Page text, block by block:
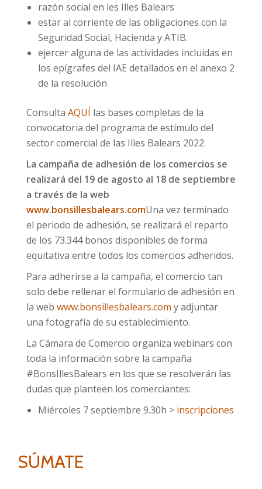
razón social en les Illes Balears
estar al corriente de las obligaciones con la
Seguridad Social, Hacienda y ATIB.
ejercer alguna de las actividades incluidas en
los epígrafes del IAE detallados en el anexo 2
de la resolución
Consulta AQUÍ las bases completas de la
convocatoria del programa de estímulo del
sector comercial de las Illes Balears 2022.
La campaña de adhesión de los comercios se
realizará del 19 de agosto al 18 de septiembre
a través de la web
www.bonsillesbalears.comUna vez terminado
el periodo de adhesión, se realizará el reparto
de los 73.344 bonos disponibles de forma
equitativa entre todos los comercios adheridos.
Para adherirse a la campaña, el comercio tan
solo debe rellenar el formulario de adhesión en
la web www.bonsillesbalears.com y adjuntar
una fotografía de su establecimiento.
La Cámara de Comercio organiza webinars con
toda la información sobre la campaña
#BonsIllesBalears en los que se resolverán las
dudas que planteen los comerciantes:
Miércoles 7 septiembre 9.30h > inscripciones
SÚMATE